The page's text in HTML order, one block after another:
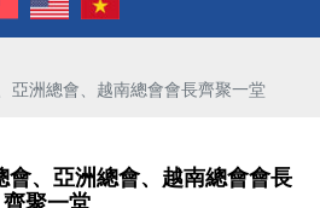
亞洲總會、越南總會會長齊聚一堂
會、亞洲總會、越南總會會長
齊聚一堂 ​